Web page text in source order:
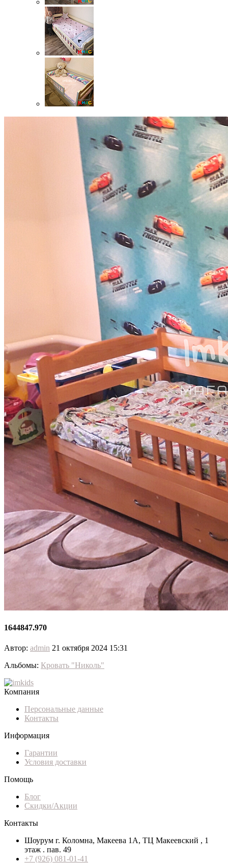
1644847.970
Автор: admin 21 октября 2024 15:31
Альбомы: Кровать "Николь"
Компания
Персональные данные
Контакты
Информация
Гарантии
Условия доставки
Помощь
Блог
Скидки/Акции
Контакты
Шоурум г. Коломна, Макеева 1А, ТЦ Макеевский , 1
этаж . пав. 49
+7 (926) 081-01-41